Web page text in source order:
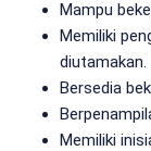
Mampu
Memiliki
diutamakan.
Bersedia
Memiliki